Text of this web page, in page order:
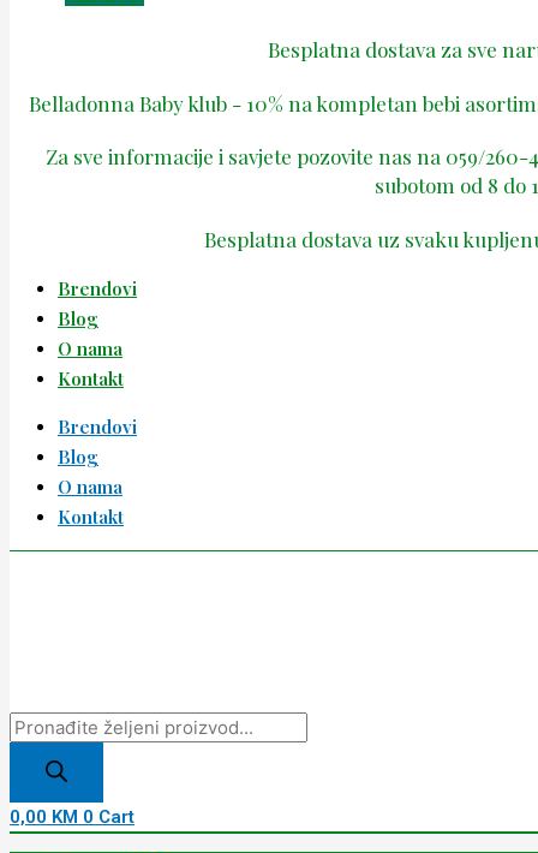
Besplatna dostava za sve
Belladonna Baby klub - 10% na kompletan bebi
Za sve informacije i savjete pozovite nas na 059/
subotom od 8 do
Besplatna dostava uz svaku
Brendovi
Blog
O nama
Kontakt
Brendovi
Blog
O nama
Kontakt
0,00 KM 0 Cart